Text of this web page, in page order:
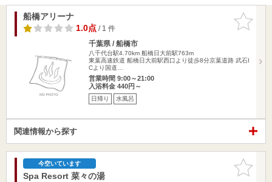
お気に入
りに追加
船橋アリーナ
1.0点/ 1 件
千葉県 / 船橋市
八千代台駅4.70km 船橋日大前駅763m
東葉高速鉄道 船橋日大前駅西口より徒歩8分京葉道路 武石I
Cより国道…
営業時間 9:00～21:00
入浴料金 440円～
日帰り 水風呂
関連情報から探す
お気に入
りに追加
今空いています
Spa Resort 菜々の湯